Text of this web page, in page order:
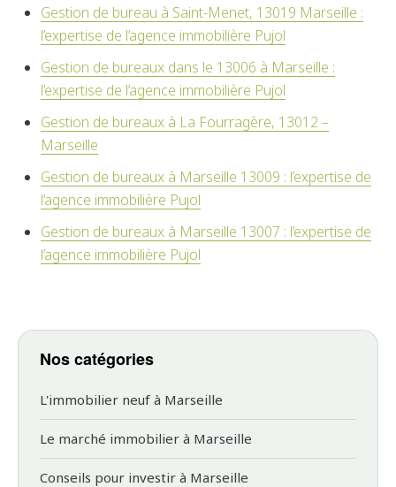
Gestion de bureau à Saint-Menet, 13019 Marseille :
l’expertise de l’agence immobilière Pujol
Gestion de bureaux dans le 13006 à Marseille :
l’expertise de l’agence immobilière Pujol
Gestion de bureaux à La Fourragère, 13012 –
Marseille
Gestion de bureaux à Marseille 13009 : l’expertise de
l’agence immobilière Pujol
Gestion de bureaux à Marseille 13007 : l’expertise de
l’agence immobilière Pujol
Nos catégories
L'immobilier neuf à Marseille
Le marché immobilier à Marseille
Conseils pour investir à Marseille